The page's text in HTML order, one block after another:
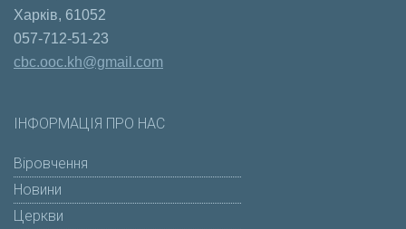
Харків, 61052
057-712-51-23
cbc.ooc.kh@gmail.com
ІНФОРМАЦІЯ ПРО НАС
Віровчення
Новини
Церкви